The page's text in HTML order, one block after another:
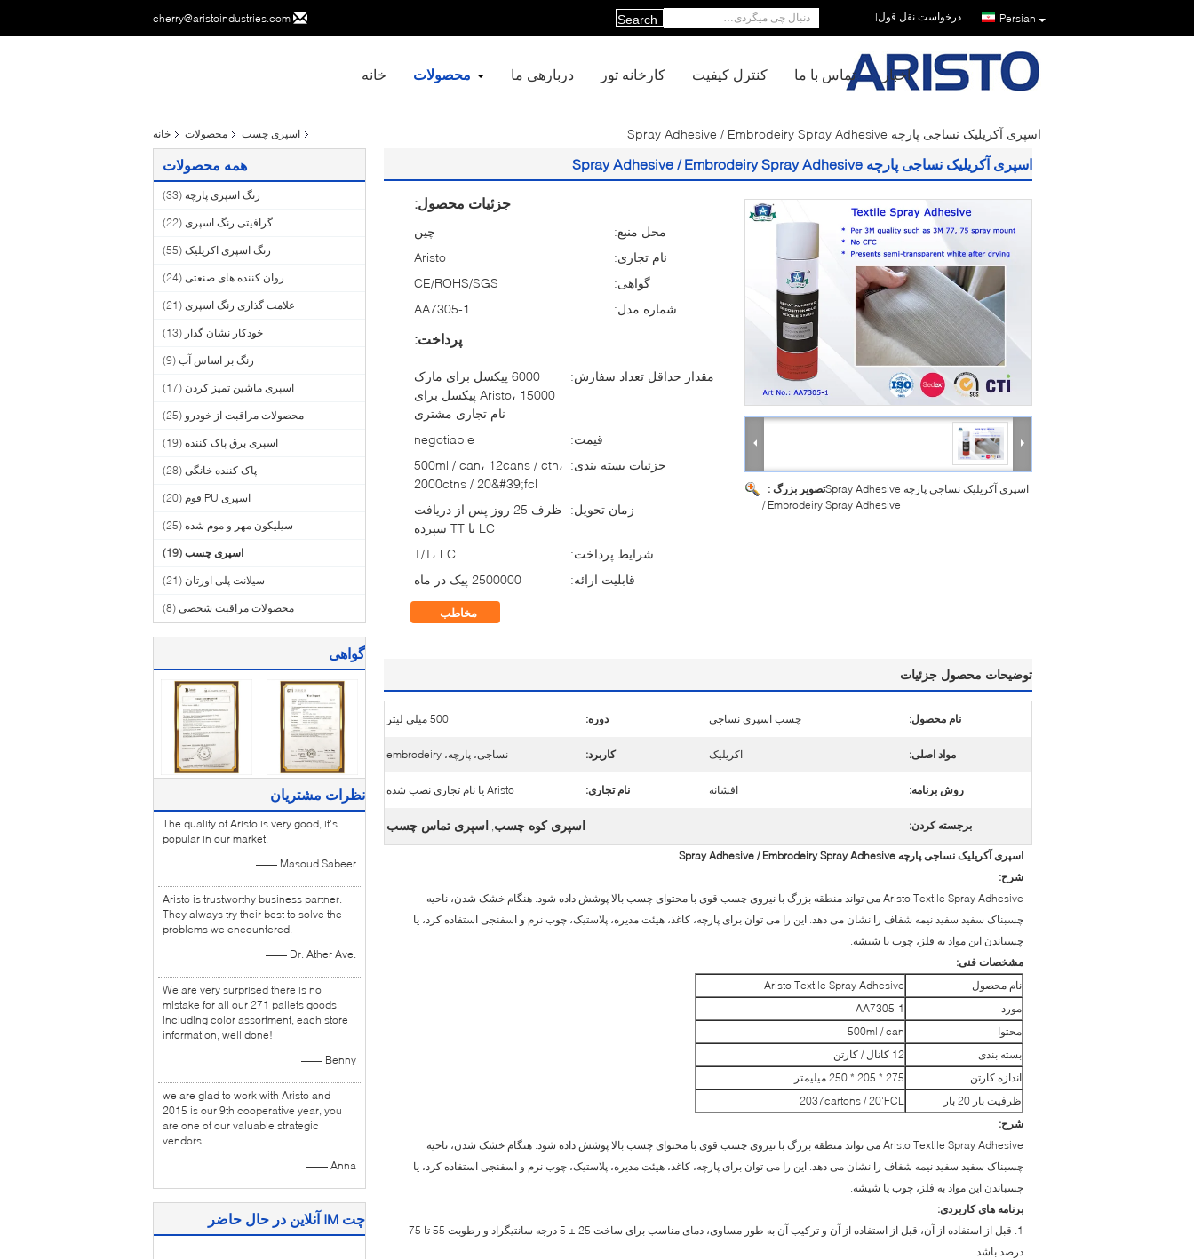
cherry@aristoindustries.com Persian درخواست نقل قول|
Search
خانه محصولات دربارهی ما کارخانه تور کنترل کیفیت تماس با ما اخبار
خانه محصولات اسپری چسب اسپری آکریلیک نساجی پارچه Spray Adhesive / Embrodeiry Spray Adhesive
همه محصولات
رنگ اسپری پارچه (33)
گرافیتی رنگ اسپری (22)
رنگ اسپری اکریلیک (55)
روان کننده های صنعتی (24)
علامت گذاری رنگ اسپری (21)
خودکار نشان گذار (13)
رنگ بر اساس آب (9)
اسپری ماشین تمیز کردن (17)
محصولات مراقبت از خودرو (25)
اسپری برق پاک کننده (19)
پاک کننده خانگی (28)
اسپری PU فوم (20)
سیلیکون مهر و موم شده (25)
اسپری چسب (19)
سیلانت پلی اورتان (21)
محصولات مراقبت شخصی (8)
گواهی
نظرات مشتریان
The quality of Aristo is very good, it's
popular in our market.
—— Masoud Sabeer
Aristo is trustworthy business partner.
They always try their best to solve the
problems we encountered.
—— Dr. Ather Ave.
We are very surprised there is no
mistake for all our 271 pallets goods
including color assortment, each store
information, well done!
—— Benny
we are glad to work with Aristo and
2015 is our 9th cooperative year, you
are one of our valuable strategic
vendors.
—— Anna
چت IM آنلاین در حال حاضر
اسپری آکریلیک نساجی پارچه Spray Adhesive / Embrodeiry Spray Adhesive
تصویر بزرگ :اسپری آکریلیک نساجی پارچه Spray Adhesive
/ Embrodeiry Spray Adhesive
جزئیات محصول:
محل منبع:
چین
نام تجاری:
Aristo
گواهی:
CE/ROHS/SGS
شماره مدل:
AA7305-1
پرداخت:
مقدار حداقل تعداد سفارش:
6000 پیکسل برای مارک
Aristo، 15000 پیکسل برای
نام تجاری مشتری
قیمت:
negotiable
جزئیات بسته بندی: 500ml / can، 12cans / ctn،
2000ctns / 20&#39;fcl
زمان تحویل:
ظرف 25 روز پس از دریافت
LC یا TT سپرده
شرایط پرداخت:
T/T، LC
قابلیت ارائه:
2500000 پیک در ماه
مخاطب
توضیحات محصول جزئیات
نام محصول: چسب اسپری نساجی دوره: 500 میلی لیتر
مواد اصلی: اکریلیک کاربرد: نساجی، پارچه، embrodeiry
روش برنامه: افشانه نام تجاری: Aristo یا نام تجاری نصب شده
برجسته کردن: اسپری کوه چسب, اسپری تماس چسب
اسپری آکریلیک نساجی پارچه Spray Adhesive / Embrodeiry Spray Adhesive
شرح:
Aristo Textile Spray Adhesive می تواند منطقه بزرگ با نیروی چسب قوی با محتوای چسب بالا پوشش داده شود. هنگام خشک شدن، ناحیه
چسبناک سفید سفید نیمه شفاف را نشان می دهد. این را می توان برای پارچه، کاغذ، هیئت مدیره، پلاستیک، چوب نرم و اسفنجی استفاده کرد، یا
چسباندن این مواد به فلز، چوب یا شیشه.
مشخصات فنی:
نام محصول
Aristo Textile Spray Adhesive
مورد
AA7305-1
محتوا
500ml / can
بسته بندی
12 كانال / كارتن
اندازه کارتن
275 * 205 * 250 میلیمتر
ظرفیت بار 20 بار
2037cartons / 20'FCL
شرح:
Aristo Textile Spray Adhesive می تواند منطقه بزرگ با نیروی چسب قوی با محتوای چسب بالا پوشش داده شود. هنگام خشک شدن، ناحیه
چسبناک سفید سفید نیمه شفاف را نشان می دهد. این را می توان برای پارچه، کاغذ، هیئت مدیره، پلاستیک، چوب نرم و اسفنجی استفاده کرد، یا
چسباندن این مواد به فلز، چوب یا شیشه.
برنامه های کاربردی:
1. قبل از استفاده از آن، قبل از استفاده از آن و ترکیب آن به طور مساوی، دمای مناسب برای ساخت 25 ± 5 درجه سانتیگراد و رطوبت 55 تا 75
درصد باشد.